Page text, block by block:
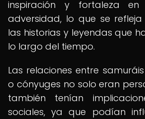
inspiración y fortaleza
adversidad, lo que se
las historias y leyendas que
lo largo del tiempo.
Las relaciones entre
o cónyuges no solo eran
también tenían
sociales, ya que podían